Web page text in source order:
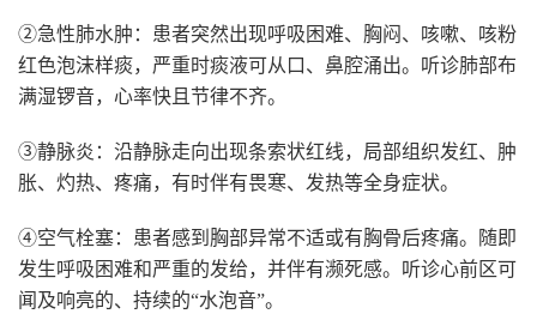
②急性肺水肿：患者突然出现呼吸困难、胸闷、咳嗽、咳粉
红色泡沫样痰，严重时痰液可从口、鼻腔涌出。听诊肺部布
满湿锣音，心率快且节律不齐。
③静脉炎：沿静脉走向出现条索状红线，局部组织发红、肿
胀、灼热、疼痛，有时伴有畏寒、发热等全身症状。
④空气栓塞：患者感到胸部异常不适或有胸骨后疼痛。随即
发生呼吸困难和严重的发给，并伴有濒死感。听诊心前区可
闻及响亮的、持续的“水泡音”。